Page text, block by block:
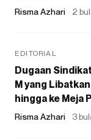
Risma Azhari 2
EDITORIAL
Dugaan
M yang
hingga ke Meja
Risma Azhari 3